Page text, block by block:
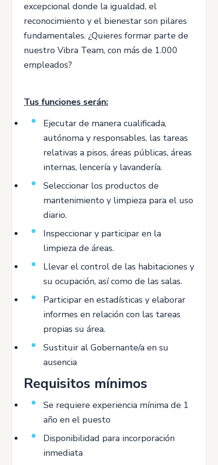
excepcional donde la igualdad, el
reconocimiento y el bienestar son pilares
fundamentales. ¿Quieres formar parte de
nuestro Vibra Team, con más de 1.000
empleados?
Tus funciones serán:
Ejecutar de manera cualificada,
autónoma y responsables, las tareas
relativas a pisos, áreas públicas, áreas
internas, lencería y lavandería.
Seleccionar los productos de
mantenimiento y limpieza para el uso
diario.
Inspeccionar y participar en la
limpieza de áreas.
Llevar el control de las habitaciones y
su ocupación, así como de las salas.
Participar en estadísticas y elaborar
informes en relación con las tareas
propias su área.
Sustituir al Gobernante/a en su
ausencia
Requisitos mínimos
Se requiere experiencia mínima de 1
año en el puesto
Disponibilidad para incorporación
inmediata